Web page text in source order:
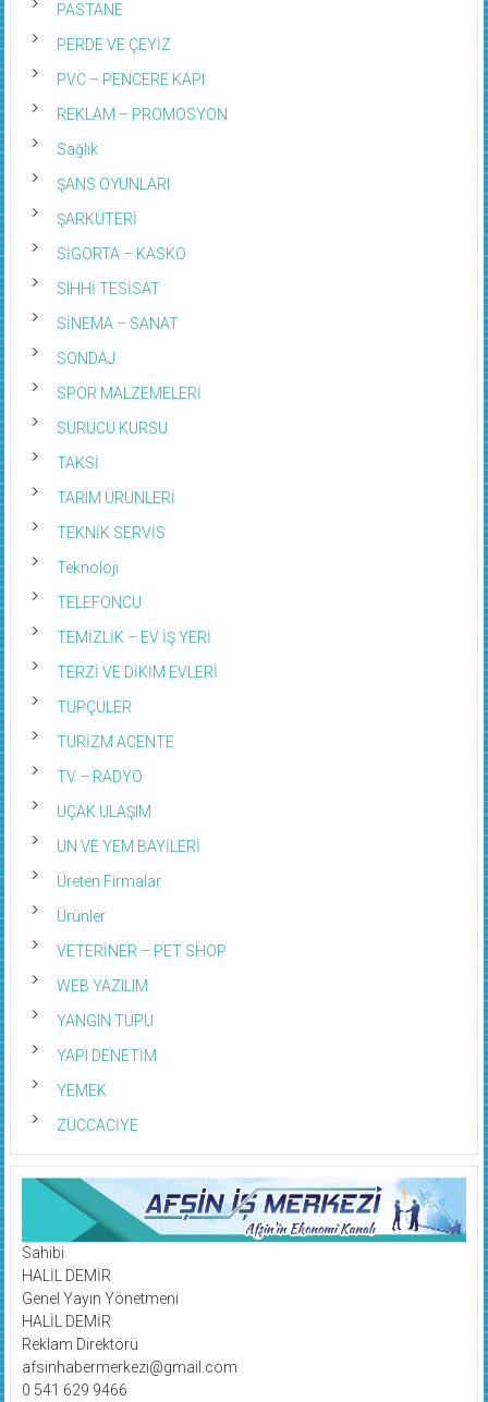
PASTANE
PERDE VE ÇEYİZ
PVC – PENCERE KAPI
REKLAM – PROMOSYON
Sağlık
ŞANS OYUNLARI
ŞARKÜTERİ
SİGORTA – KASKO
SIHHİ TESİSAT
SİNEMA – SANAT
SONDAJ
SPOR MALZEMELERİ
SÜRÜCÜ KURSU
TAKSİ
TARIM ÜRÜNLERİ
TEKNİK SERVİS
Teknoloji
TELEFONCU
TEMİZLİK – EV İŞ YERİ
TERZİ VE DİKİM EVLERİ
TÜPÇÜLER
TURİZM ACENTE
TV – RADYO
UÇAK ULAŞIM
UN VE YEM BAYİLERİ
Üreten Firmalar
Ürünler
VETERİNER – PET SHOP
WEB YAZILIM
YANGIN TÜPÜ
YAPI DENETİM
YEMEK
ZÜCCACİYE
Sahibi
HALİL DEMİR
Genel Yayın Yönetmeni
HALİL DEMİR
Reklam Direktörü
afsinhabermerkezi@gmail.com
0 541 629 9466